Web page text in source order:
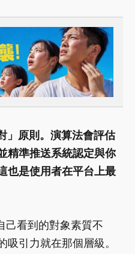
」原則。演算法會評估
精準推送系統認定與你
也是使用者在平台上最
己看到的對象素質不
引力就在那個層級。